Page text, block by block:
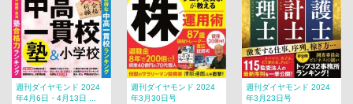
週刊ダイヤモンド 2024
年4月6日・4月13日 ...
週刊ダイヤモンド 2024
年3月30日号
週刊ダイヤモンド 2024
年3月23日号